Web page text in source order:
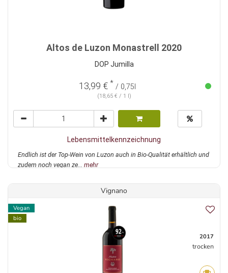
Altos de Luzon Monastrell 2020
DOP Jumilla
13,99 € * / 0,75l
(18,65 € / 1 l)
Lebensmittelkennzeichnung
Endlich ist der Top-Wein von Luzon auch in Bio-Qualität erhältlich und
zudem noch vegan ze... mehr
Vignano
Vegan
bio
2017
trocken